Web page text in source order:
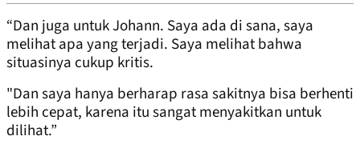
“Dan juga untuk Johann. Saya ada di sana, saya
melihat apa yang terjadi. Saya melihat bahwa
situasinya cukup kritis.
"Dan saya hanya berharap rasa sakitnya bisa berhenti
lebih cepat, karena itu sangat menyakitkan untuk
dilihat.”